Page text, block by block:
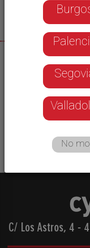
27/05/2026
Salamanca
Caixabank, una
los casi 500
de esta
C/ Los Astros, 4 -
No